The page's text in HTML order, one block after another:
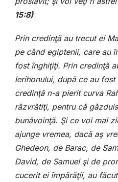
15:8)
Prin credinţă au trecut ei
pe când egiptenii, care au
fost înghiţiţi. Prin credinţă
Ierihonului, după ce au
credinţă n-a pierit curva
răzvrătiţi, pentru că
bunăvoinţă. Şi ce voi mai
ajunge vremea, dacă aş
Ghedeon, de Barac, de
David, de Samuel şi de
cucerit ei împărăţii, au